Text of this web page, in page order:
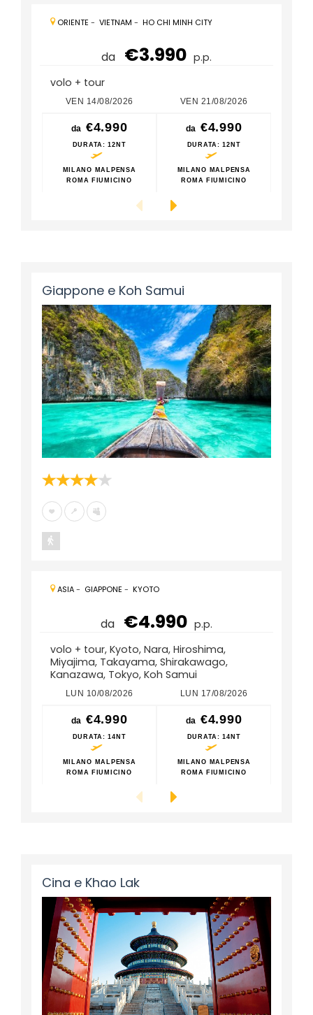
ORIENTE - VIETNAM - HO CHI MINH CITY
da €3.990 p.p.
volo + tour
VEN 14/08/2026
da €4.990
DURATA: 12NT
MILANO MALPENSA
ROMA FIUMICINO
VEN 21/08/2026
da €4.990
DURATA: 12NT
MILANO MALPENSA
ROMA FIUMICINO
Giappone e Koh Samui
ASIA- GIAPPONE - KYOTO
da €4.990 p.p.
volo + tour, Kyoto, Nara, Hiroshima,
Miyajima, Takayama, Shirakawago,
Kanazawa, Tokyo, Koh Samui
LUN 10/08/2026
da €4.990
DURATA : 14NT
MILANO MALPENSA
ROMA FIUMICINO
LUN 17/08/2026
da €4.990
DURATA : 14NT
MILANO MALPENSA
ROMA FIUMICINO
Cina e Khao Lak